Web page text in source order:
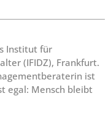
Institut für
(IFIDZ), Frankfurt.
ist
egal: Mensch bleibt